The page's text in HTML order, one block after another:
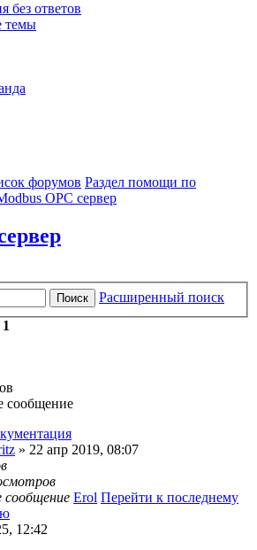
без ответов
темы
форумов Раздел помощи по
OPC сервер
Поиск
Расширенный поиск
1
сообщение
» 22 апр 2019, 08:07
сообщение Erol Перейти к последнему
12:42